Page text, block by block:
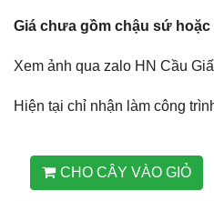
Giá chưa gồm chậu sứ
Xem ảnh qua zalo HN Cầu
Hiện tại chỉ nhận làm công
CHO CÂY VÀO GIỎ